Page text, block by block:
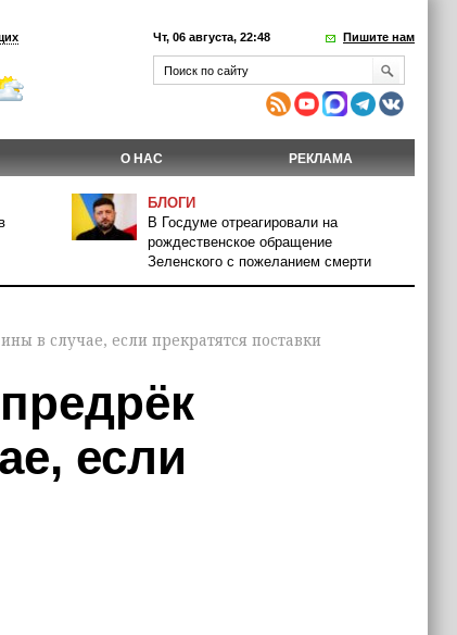
Чт, 06 августа, 22:48 Пишите нам
О НАС РЕКЛАМА
БЛОГИ
В Госдуме отреагировали на
рождественское обращение
Зеленского с пожеланием смерти
в случае, если прекратятся поставки
если